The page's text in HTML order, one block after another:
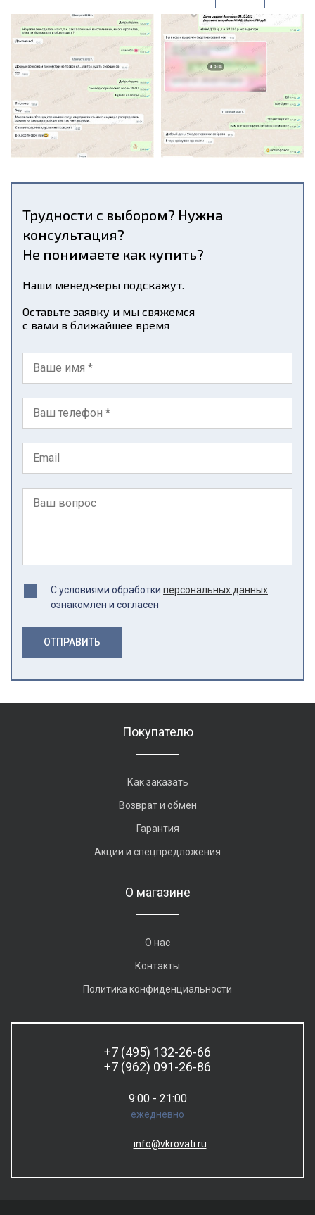
Трудности с выбором? Нужна
консультация?
Не понимаете как купить?
Наши менеджеры подскажут.
Оставьте заявку и мы свяжемся
с вами в ближайшее время
С условиями обработки персональных данных
ознакомлен и согласен
ОТПРАВИТЬ
Покупателю
Как заказать
Возврат и обмен
Гарантия
Акции и спецпредложения
О магазине
О нас
Контакты
Политика конфиденциальности
+7 (495) 132-26-66
+7 (962) 091-26-86
9:00 - 21:00
ежедневно
info@vkrovati.ru